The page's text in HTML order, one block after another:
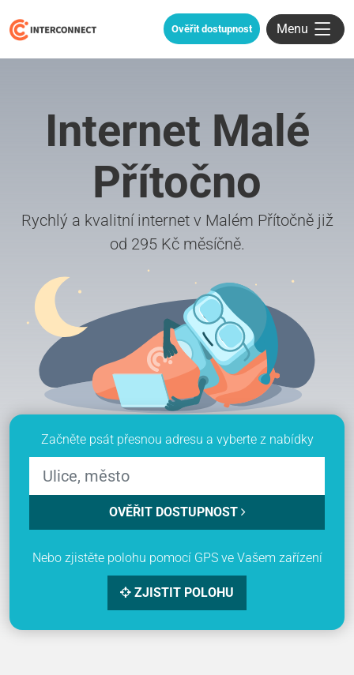
Ověřit dostupnost Menu
Internet Malé
Přítočno
Rychlý a kvalitní internet v Malém Přítočně již
od 295 Kč měsíčně.
Začněte psát přesnou adresu a vyberte z nabídky
OVĚŘIT DOSTUPNOST
Nebo zjistěte polohu pomocí GPS ve Vašem zařízení
ZJISTIT POLOHU